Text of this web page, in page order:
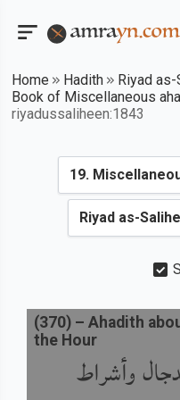
Home Hadith
Riyad
Book of Miscellaneous
riyadussaliheen:1843
وأشراط
(370) – Ahadith
the Hour